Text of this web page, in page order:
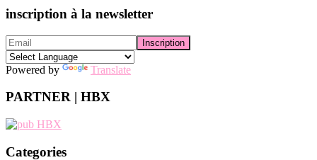
inscription à la newsletter
Powered by Translate
PARTNER | HBX
Categories